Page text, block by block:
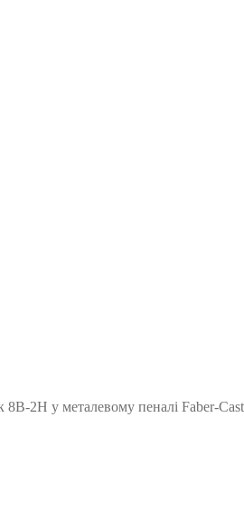
2H у металевому пеналі Faber-